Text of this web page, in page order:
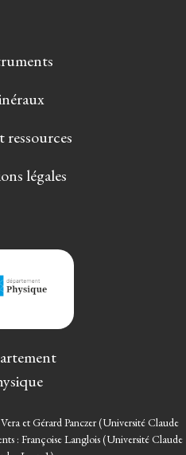
ressources
légales
et Gérard Panczer (Université Claude
: Françoise Langlois (Université Claude